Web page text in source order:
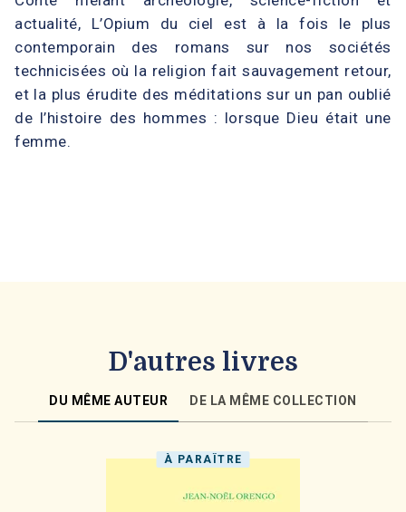
actualité, L’Opium du ciel est à la fois le plus
contemporain des romans sur nos sociétés
technicisées où la religion fait sauvagement retour,
et la plus érudite des méditations sur un pan oublié
de l’histoire des hommes : lorsque Dieu était une
femme.
D'autres livres
DU MÊME AUTEUR DE LA MÊME COLLECTION
À PARAÎTRE